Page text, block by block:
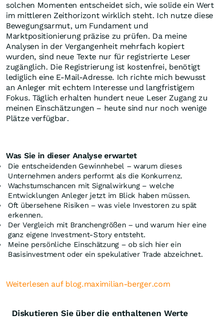
solchen Momenten entscheidet sich, wie solide ein Wert
im mittleren Zeithorizont wirklich steht. Ich nutze diese
Bewegungsarmut, um Fundament und
Marktpositionierung präzise zu prüfen. Da meine
Analysen in der Vergangenheit mehrfach kopiert
wurden, sind neue Texte nur für registrierte Leser
zugänglich. Die Registrierung ist kostenfrei, benötigt
lediglich eine E-Mail-Adresse. Ich richte mich bewusst
an Anleger mit echtem Interesse und langfristigem
Fokus. Täglich erhalten hundert neue Leser Zugang zu
meinen Einschätzungen – heute sind nur noch wenige
Plätze verfügbar.
Was Sie in dieser Analyse erwartet
Die entscheidenden Gewinnhebel – warum dieses
Unternehmen anders performt als die Konkurrenz.
Wachstumschancen mit Signalwirkung – welche
Entwicklungen Anleger jetzt im Blick haben müssen.
Oft übersehene Risiken – was viele Investoren zu spät
erkennen.
Der Vergleich mit Branchengrößen – und warum hier eine
ganz eigene Investment-Story entsteht.
Meine persönliche Einschätzung – ob sich hier ein
Basisinvestment oder ein spekulativer Trade abzeichnet.
Weiterlesen auf blog.maximilian-berger.com
Diskutieren Sie über die enthaltenen Werte